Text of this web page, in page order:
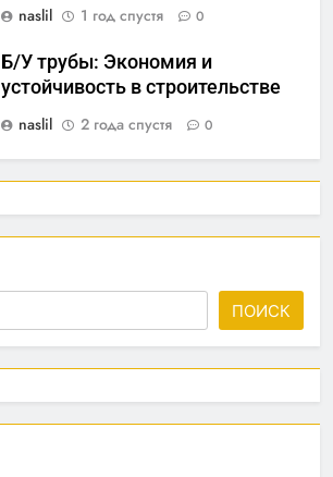
naslil
1 год спустя 0
Б/У трубы: Экономия и
устойчивость в строительстве
naslil
2 года спустя 0
ПОИСК